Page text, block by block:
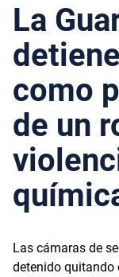
La
como
de un
Las cámaras de
detenido quitando